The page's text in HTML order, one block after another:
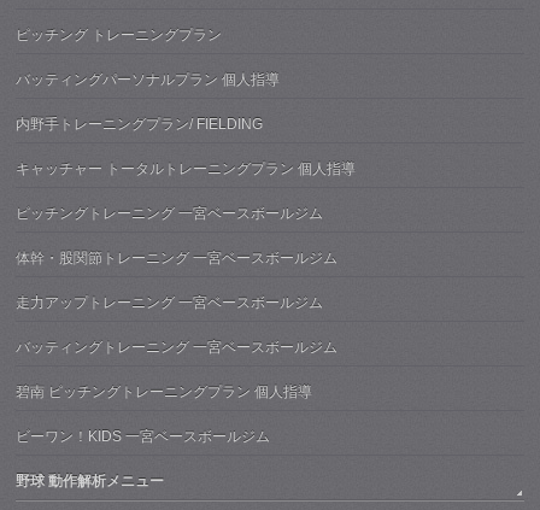
ピッチング トレーニングプラン
バッティングパーソナルプラン 個人指導
内野手トレーニングプラン/ FIELDING
キャッチャー トータルトレーニングプラン 個人指導
ピッチングトレーニング 一宮ベースボールジム
体幹・股関節トレーニング 一宮ベースボールジム
走力アップトレーニング 一宮ベースボールジム
バッティングトレーニング 一宮ベースボールジム
碧南 ピッチングトレーニングプラン 個人指導
ビーワン！KIDS 一宮ベースボールジム
野球 動作解析メニュー